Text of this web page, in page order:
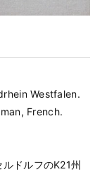
Westfalen.
French.
ドルフのK21州